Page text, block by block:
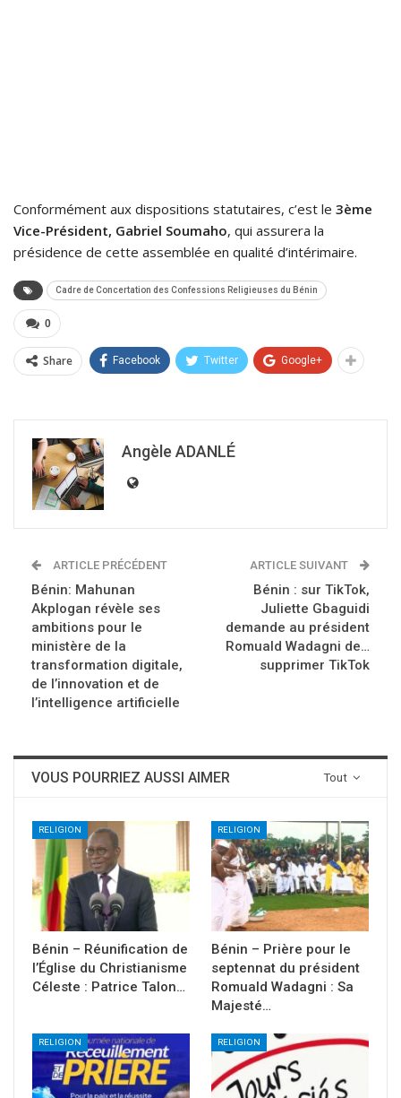
Conformément aux dispositions statutaires, c’est le 3ème
Vice-Président, Gabriel Soumaho, qui assurera la
présidence de cette assemblée en qualité d’intérimaire.
Cadre de Concertation des Confessions Religieuses du Bénin
0
Share Facebook Twitter Google+
Angèle ADANLÉ
ARTICLE PRÉCÉDENT
Bénin: Mahunan
Akplogan révèle ses
ambitions pour le
ministère de la
transformation digitale,
de l’innovation et de
l’intelligence artificielle
ARTICLE SUIVANT
Bénin : sur TikTok,
Juliette Gbaguidi
demande au président
Romuald Wadagni de…
supprimer TikTok
Tout
VOUS POURRIEZ AUSSI AIMER
RELIGION
Bénin – Réunification de
l’Église du Christianisme
Céleste : Patrice Talon…
RELIGION
Bénin – Prière pour le
septennat du président
Romuald Wadagni : Sa
Majesté…
RELIGION RELIGION